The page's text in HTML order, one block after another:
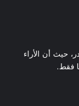
حيث أن الأراء
فقط.